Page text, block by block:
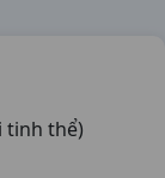
tinh thể)